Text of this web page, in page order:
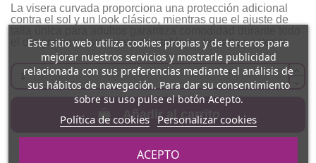
La visera curvada proporciona una protección adicional
contra el sol y un look clásico, mientras que el ajuste de
el día gracias a su correa ajustable en la parte posterior.
Añadir al carrito
Este sitio web utiliza cookies propias y de terceros para
mejorar nuestros servicios y mostrarle publicidad
relacionada con sus preferencias mediante el análisis de
sus hábitos de navegación. Para dar su consentimiento
sobre su uso pulse el botón Acepto.
Política de cookies Personalizar cookies
ACEPTO